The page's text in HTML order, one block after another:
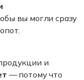
вы могли сразу
и
— потому что